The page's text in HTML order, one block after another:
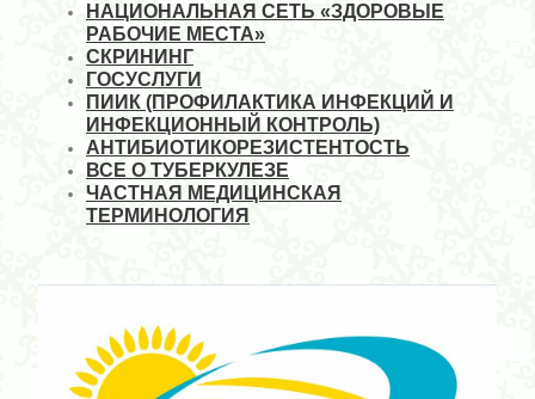
НАЦИОНАЛЬНАЯ СЕТЬ «ЗДОРОВЫЕ
РАБОЧИЕ МЕСТА»
СКРИНИНГ
ГОСУСЛУГИ
ПИИК (ПРОФИЛАКТИКА ИНФЕКЦИЙ И
ИНФЕКЦИОННЫЙ КОНТРОЛЬ)
АНТИБИОТИКОРЕЗИСТЕНТОСТЬ
ВСЕ О ТУБЕРКУЛЕЗЕ
ЧАСТНАЯ МЕДИЦИНСКАЯ
ТЕРМИНОЛОГИЯ